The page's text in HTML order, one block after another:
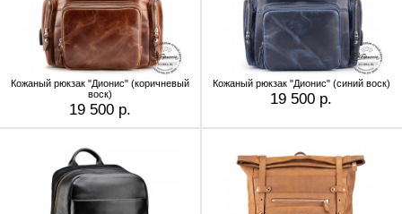
Кожаный рюкзак "Дионис" (коричневый
воск)
19 500 р.
Кожаный рюкзак "Дионис" (синий воск)
19 500 р.